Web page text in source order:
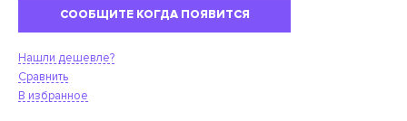
СООБЩИТЕ КОГДА ПОЯВИТСЯ
Нашли дешевле?
Сравнить
В избранное